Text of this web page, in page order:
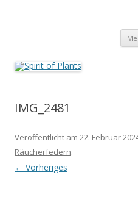
IMG_2481
Veröffentlicht am 22. Februar
Räucherfedern.
← Vorheriges